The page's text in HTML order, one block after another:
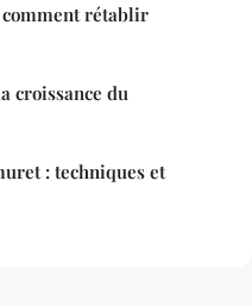
rétablir
croissance du
: techniques et